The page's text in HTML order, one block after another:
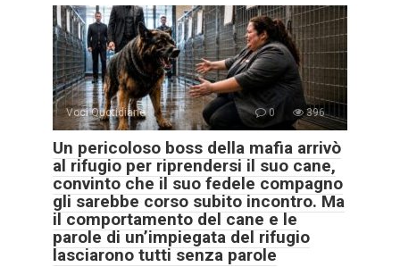
Voci Quotidiane 0 396
Un pericoloso boss della mafia arrivò
al rifugio per riprendersi il suo cane,
convinto che il suo fedele compagno
gli sarebbe corso subito incontro. Ma
il comportamento del cane e le
parole di un’impiegata del rifugio
lasciarono tutti senza parole